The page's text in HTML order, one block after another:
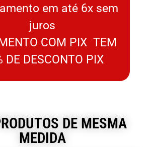
em até 6x sem
juros
COM PIX TEM
DE DESCONTO PIX
DE MESMA
MEDIDA